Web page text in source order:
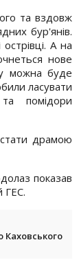
та вздовж
бур'янів.
А на
нове
можна буде
ласувати
помідори
драмою
показав
ГЕС.
Каховського